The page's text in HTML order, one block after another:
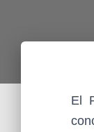
El